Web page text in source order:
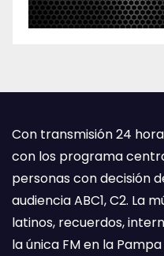
Con transmisión 24
con los programa
personas con decisión
audiencia ABC1, C2. La
latinos, recuerdos,
la única FM en la